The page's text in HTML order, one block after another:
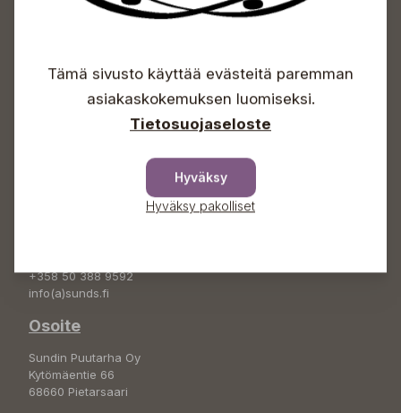
Sundin Puutarhakeskus
Sunnuntaisin Itsepalvelu
+358 50 388 9592
info(a)sunds.fi
Osoite
Sundin Puutarha Oy
Kytömäentie 66
68660 Pietarsaari
Tämä sivusto käyttää evästeitä paremman
asiakaskokemuksen luomiseksi.
Tietosuojaseloste
Hyväksy
Hyväksy pakolliset